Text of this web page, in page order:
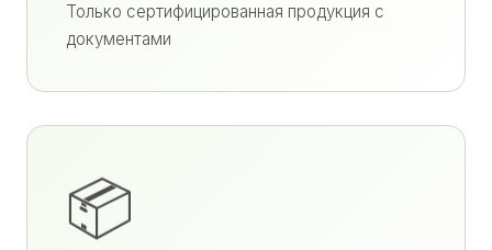
Только сертифицированная продукция с
документами
📦